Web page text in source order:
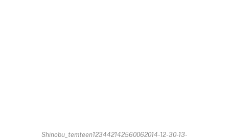
Shinobu_temteen123442142560062014-12-30-13-